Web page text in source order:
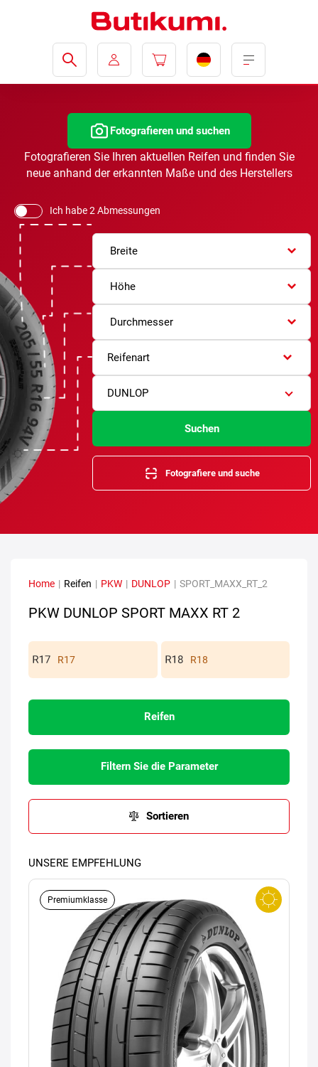
Fotografieren und suchen
Fotografieren Sie Ihren aktuellen Reifen und finden Sie
neue anhand der erkannten Maße und des Herstellers
Ich habe 2 Abmessungen
Breite
Höhe
Durchmesser
Reifenart
DUNLOP
Suchen
Fotografiere und suche
Home | Reifen | PKW | DUNLOP | SPORT_MAXX_RT_2
PKW DUNLOP SPORT MAXX RT 2
R17 R18
Reifen
Filtern Sie die Parameter
Sortieren
UNSERE EMPFEHLUNG
Premiumklasse